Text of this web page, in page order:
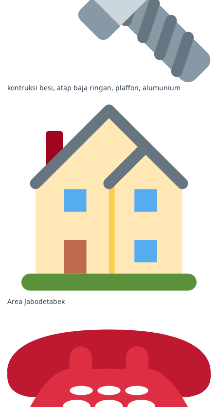
kontruksi besi, atap baja ringan, plaffon, alumunium
Area Jabodetabek